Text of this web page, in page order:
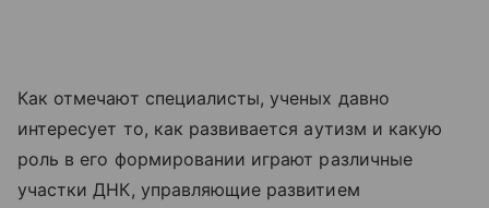
Как отмечают специалисты, ученых давно
интересует то, как развивается аутизм и какую
роль в его формировании играют различные
участки ДНК, управляющие развитием